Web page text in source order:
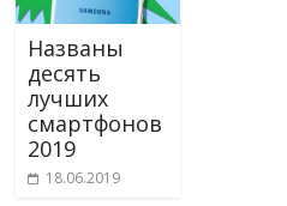
Названы
десять
лучших
смартфонов
2019
18.06.2019